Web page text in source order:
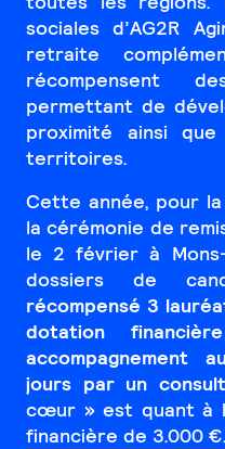
sociales d’AG2R
retraite
récompensent
permettant de
proximité ainsi
territoires.
Cette année, pour
la cérémonie de
le 2 février à
dossiers de
récompensé 3
dotation
accompagnement
jours par un
cœur » est quant à
financière de 3.000 €.